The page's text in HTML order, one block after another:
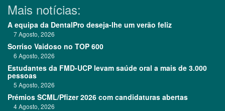
Mais notícias:
A equipa da DentalPro deseja-lhe um verão feliz
7 Agosto, 2026
Sorriso Vaidoso no TOP 600
6 Agosto, 2026
Estudantes da FMD-UCP levam saúde oral a mais de 3.000
pessoas
5 Agosto, 2026
Prémios SCML/Pfizer 2026 com candidaturas abertas
4 Agosto, 2026